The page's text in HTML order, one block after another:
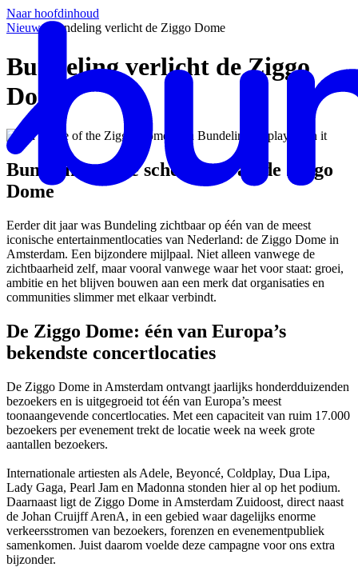
Naar hoofdinhoud
Nieuws
Bundeling verlicht de Ziggo Dome
Bundeling verlicht de Ziggo
Dome
Bundeling op de schermen van de Ziggo
Dome
Eerder dit jaar was Bundeling zichtbaar op één van de meest
iconische entertainmentlocaties van Nederland: de Ziggo Dome in
Amsterdam. Een bijzondere mijlpaal. Niet alleen vanwege de
zichtbaarheid zelf, maar vooral vanwege waar het voor staat: groei,
ambitie en het blijven bouwen aan een merk dat organisaties en
communities slimmer met elkaar verbindt.
De Ziggo Dome: één van Europa’s
bekendste concertlocaties
De Ziggo Dome in Amsterdam ontvangt jaarlijks honderdduizenden
bezoekers en is uitgegroeid tot één van Europa’s meest
toonaangevende concertlocaties. Met een capaciteit van ruim 17.000
bezoekers per evenement trekt de locatie week na week grote
aantallen bezoekers.
Internationale artiesten als Adele, Beyoncé, Coldplay, Dua Lipa,
Lady Gaga, Pearl Jam en Madonna stonden hier al op het podium.
Daarnaast ligt de Ziggo Dome in Amsterdam Zuidoost, direct naast
de Johan Cruijff ArenA, in een gebied waar dagelijks enorme
verkeersstromen van bezoekers, forenzen en evenementpubliek
samenkomen. Juist daarom voelde deze campagne voor ons extra
bijzonder.